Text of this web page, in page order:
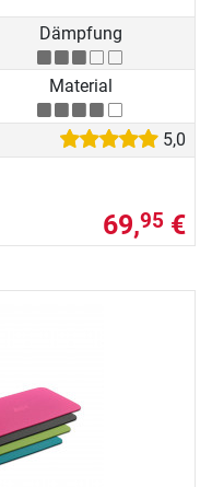
Dämpfung
Material
5,0
69,95 €